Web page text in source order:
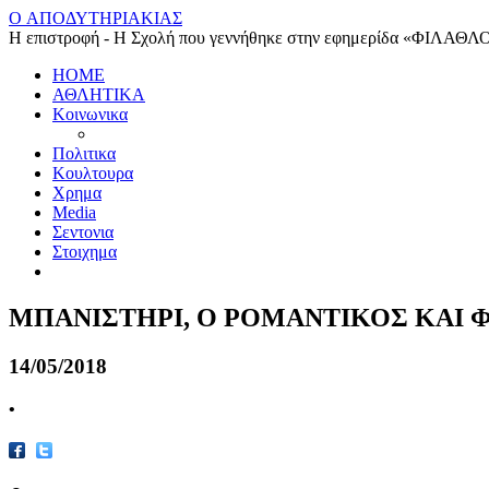
O ΑΠΟΔΥΤΗΡΙΑΚΙΑΣ
Η επιστροφή - Η Σχολή που γεννήθηκε στην εφημερίδα
HOME
ΑΘΛΗΤΙΚΑ
Κοινωνικα
Πολιτικα
Κουλτουρα
Χρημα
Media
Σεντονια
Στοιχημα
ΜΠΑΝΙΣΤΗΡΙ, Ο ΡΟΜΑΝΤΙΚΟΣ ΚΑΙ
14/05/2018
•